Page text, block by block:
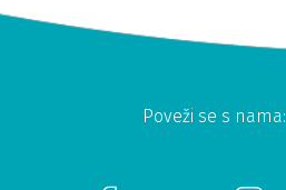
Poveži se s nama: